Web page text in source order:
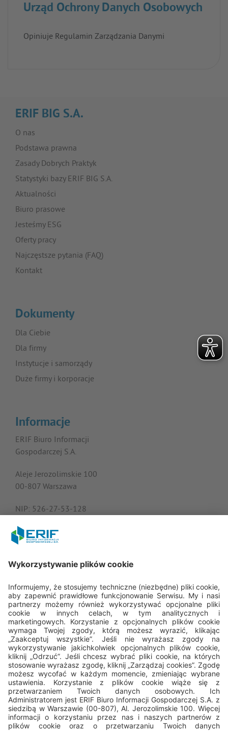
Urząd Ochrony Danych Osobowych
Opiniuje Regulamin Zarządzania Danymi
ERIF BIG S.A.
O nas
Podstawa prawna
Zasady Dobrych Praktyk
Statystyki bazy ERIF BIG S.A.
Aktualności
Biuro prasowe
Jesteśmy ESG
Oferty pracy
Najczęstsze pytania (FAQ)
Kontakt
Dokumenty
Dla Ciebie
Dla firmy
Instytucje i samorządy
Duże firmy i korporacje
Informacje
ERIF Biuro Informacji
Gospodarczej S.A.
Aleje Jerozolimskie 100
00-807 Warszawa
NIP: 526-27-53-128
REGON: 015613573
22 594 25 15
Pn - Pt: 8.00 - 16.00
bok@erif.pl